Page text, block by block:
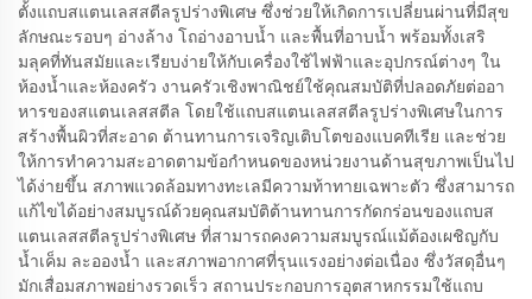
ตั้งแถบสแตนเลสสตีลรูปร่างพิเศษ ซึ่งช่วยให้เกิดการเปลี่ยนผ่านที่มีสุข
ลักษณะรอบๆ อ่างล้าง โถอ่างอาบน้ำ และพื้นที่อาบน้ำ พร้อมทั้งเสริ
มลุคที่ทันสมัยและเรียบง่ายให้กับเครื่องใช้ไฟฟ้าและอุปกรณ์ต่างๆ ใน
ห้องน้ำและห้องครัว งานครัวเชิงพาณิชย์ใช้คุณสมบัติที่ปลอดภัยต่ออา
หารของสแตนเลสสตีล โดยใช้แถบสแตนเลสสตีลรูปร่างพิเศษในการ
สร้างพื้นผิวที่สะอาด ต้านทานการเจริญเติบโตของแบคทีเรีย และช่วย
ให้การทำความสะอาดตามข้อกำหนดของหน่วยงานด้านสุขภาพเป็นไป
ได้ง่ายขึ้น สภาพแวดล้อมทางทะเลมีความท้าทายเฉพาะตัว ซึ่งสามารถ
แก้ไขได้อย่างสมบูรณ์ด้วยคุณสมบัติต้านทานการกัดกร่อนของแถบส
แตนเลสสตีลรูปร่างพิเศษ ที่สามารถคงความสมบูรณ์แม้ต้องเผชิญกับ
น้ำเค็ม ละอองน้ำ และสภาพอากาศที่รุนแรงอย่างต่อเนื่อง ซึ่งวัสดุอื่นๆ
มักเสื่อมสภาพอย่างรวดเร็ว สถานประกอบการอุตสาหกรรมใช้แถบ